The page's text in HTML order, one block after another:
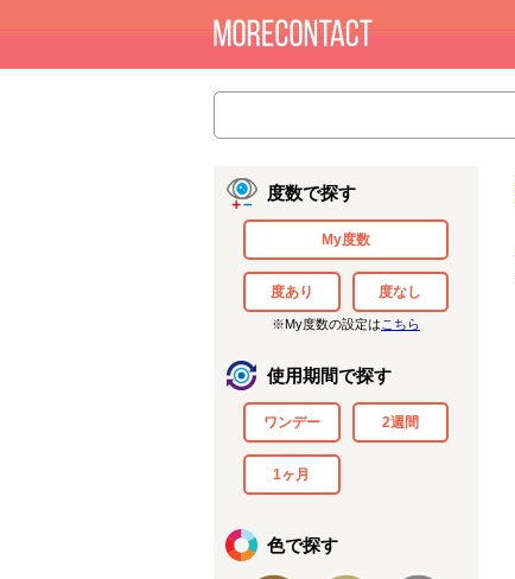
度数で探す
My度数
度あり 度なし
※My度数の設定は こちら
使用期間で探す
ワンデー 2週間
1ヶ月
色で探す